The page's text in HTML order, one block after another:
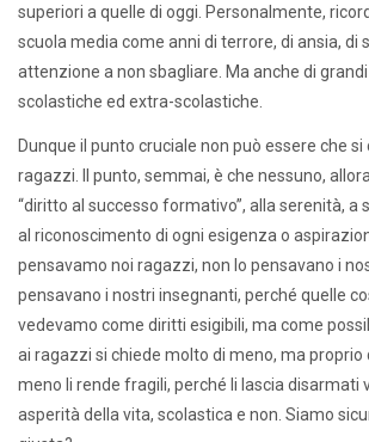
superiori a quelle di oggi. Personalmente,
scuola media come anni di terrore, di ansia, di
attenzione a non sbagliare. Ma anche di
scolastiche ed extra-scolastiche.
Dunque il punto cruciale non può essere che
ragazzi. Il punto, semmai, è che nessuno,
“diritto al successo formativo”, alla serenità, a
al riconoscimento di ogni esigenza o
pensavamo noi ragazzi, non lo pensavano i
pensavano i nostri insegnanti, perché quelle
vedevamo come diritti esigibili, ma come
ai ragazzi si chiede molto di meno, ma proprio
meno li rende fragili, perché li lascia disarmati
asperità della vita, scolastica e non. Siamo